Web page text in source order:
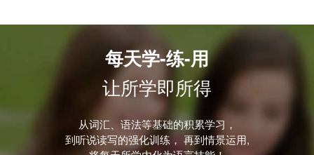
每天学-练-用
让所学即所得
从词汇、语法等基础的积累学习，
到听说读写的强化训练， 再到情景运用,